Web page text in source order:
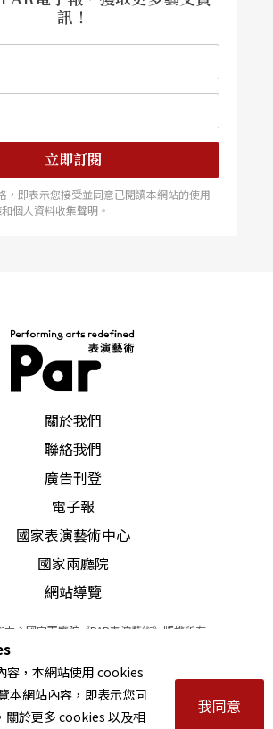
訊！
立即訂閱
，即表示您接受並同意已閱讀本網站的使用
個人資料收集聲明。
關於我們
聯絡我們
廣告刊登
電子報
國家表演藝術中心
國家兩廳院
網站導覽
中心國家兩廳院《PAR表演藝術》版權所有
arts redefined. All Rights Reserved
編號 Tax Id number 00973926
出資訊，如有異動應以主辦單位公告為準。
條款｜隱私權聲明｜著作權聲明
容，本網站使用 cookies
本網站內容，即表示您同
關於更多 cookies 以及相
我同意